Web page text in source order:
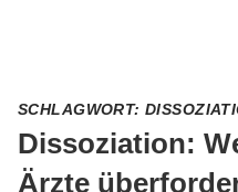
SCHLAGWORT:
Dissoziation:
Ärzte